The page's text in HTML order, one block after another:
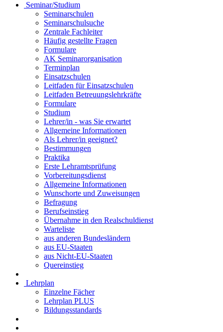
Seminar/Studium
Seminarschulen
Seminarschulsuche
Zentrale Fachleiter
Häufig gestellte Fragen
Formulare
AK Seminarorganisation
Terminplan
Einsatzschulen
Leitfaden für Einsatzschulen
Leitfaden Betreuungslehrkräfte
Formulare
Studium
Lehrer/in - was Sie erwartet
Allgemeine Informationen
Als Lehrer/in geeignet?
Bestimmungen
Praktika
Erste Lehramtsprüfung
Vorbereitungsdienst
Allgemeine Informationen
Wunschorte und Zuweisungen
Befragung
Berufseinstieg
Übernahme in den Realschuldienst
Warteliste
aus anderen Bundesländern
aus EU-Staaten
aus Nicht-EU-Staaten
Quereinstieg
Lehrplan
Einzelne Fächer
Lehrplan PLUS
Bildungsstandards